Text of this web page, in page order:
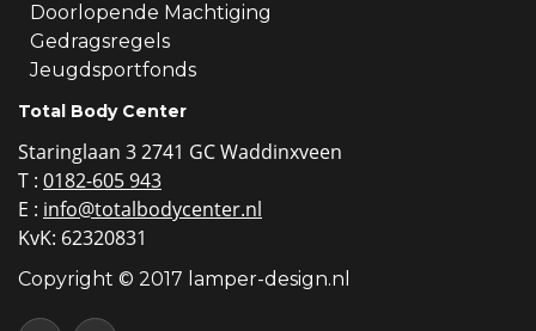
Doorlopende Machtiging
Gedragsregels
Jeugdsportfonds
Total Body Center
Staringlaan 3 2741 GC Waddinxveen
T : 0182-605 943
E : info@totalbodycenter.nl
KvK: 62320831
Copyright © 2017 lamper-design.nl